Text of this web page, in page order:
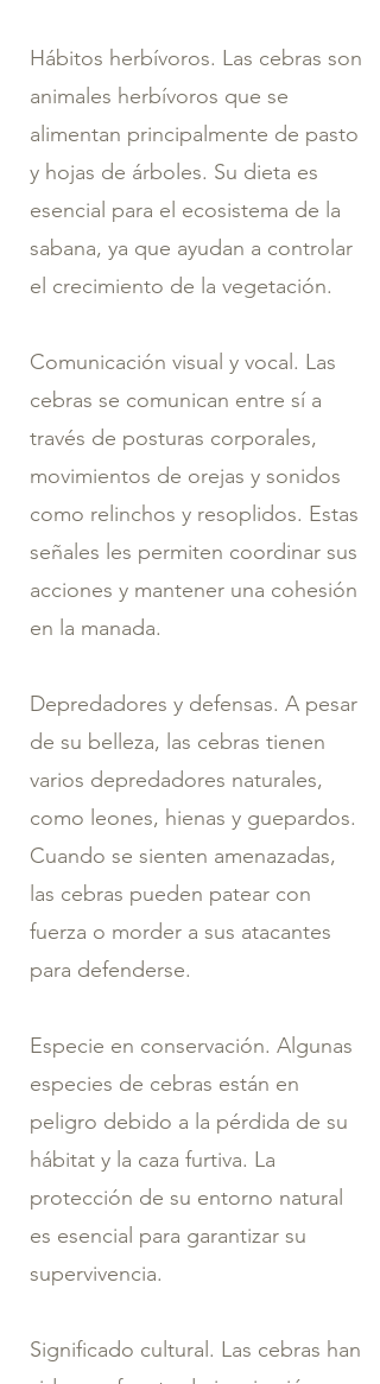
Hábitos herbívoros. Las cebras son
animales herbívoros que se
alimentan principalmente de pasto
y hojas de árboles. Su dieta es
esencial para el ecosistema de la
sabana, ya que ayudan a controlar
el crecimiento de la vegetación.
Comunicación visual y vocal. Las
cebras se comunican entre sí a
través de posturas corporales,
movimientos de orejas y sonidos
como relinchos y resoplidos. Estas
señales les permiten coordinar sus
acciones y mantener una cohesión
en la manada.
Depredadores y defensas. A pesar
de su belleza, las cebras tienen
varios depredadores naturales,
como leones, hienas y guepardos.
Cuando se sienten amenazadas,
las cebras pueden patear con
fuerza o morder a sus atacantes
para defenderse.
Especie en conservación. Algunas
especies de cebras están en
peligro debido a la pérdida de su
hábitat y la caza furtiva. La
protección de su entorno natural
es esencial para garantizar su
supervivencia.
Significado cultural. Las cebras han